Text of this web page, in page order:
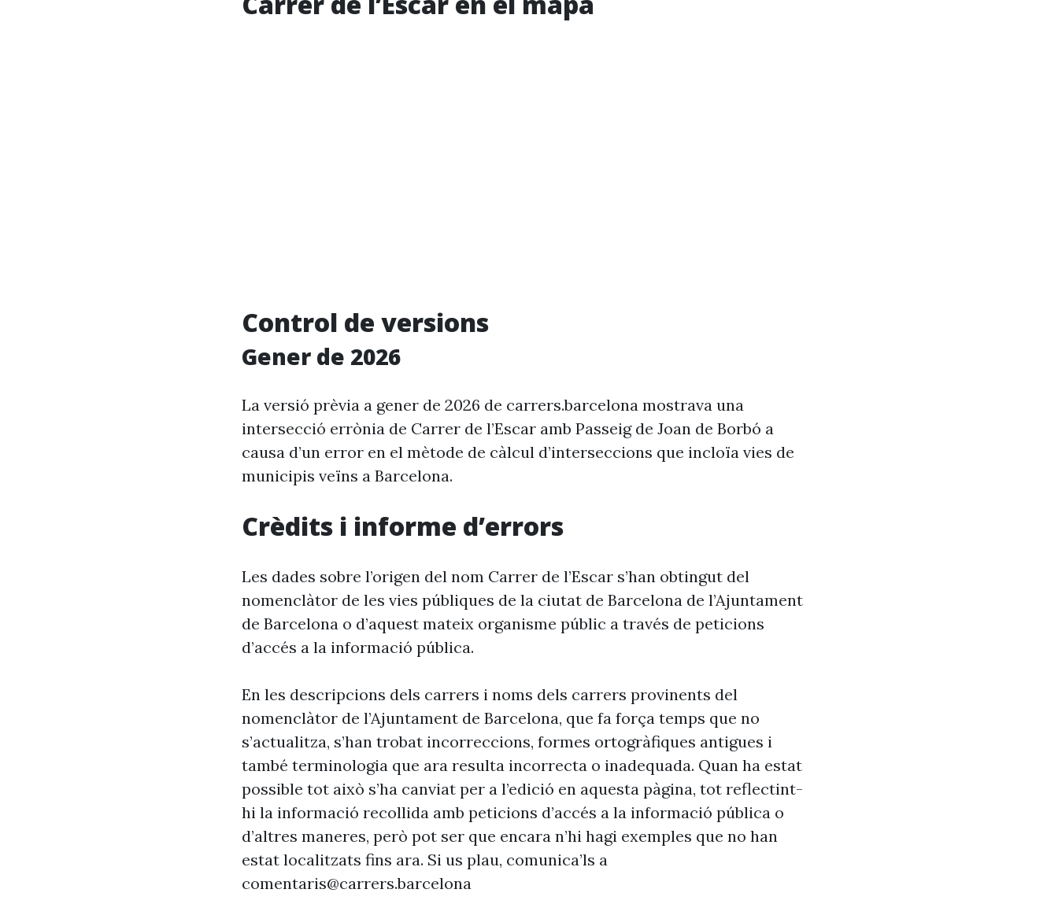
Control de versions
Gener de 2026
La versió prèvia a gener de 2026 de carrers.barcelona mostrava una
intersecció errònia de Carrer de l’Escar amb Passeig de Joan de Borbó a
causa d’un error en el mètode de càlcul d’interseccions que incloïa vies de
municipis veïns a Barcelona.
Crèdits i informe d’errors
Les dades sobre l’origen del nom Carrer de l’Escar s’han obtingut del
nomenclàtor de les vies públiques de la ciutat de Barcelona de l’Ajuntament
de Barcelona o d’aquest mateix organisme públic a través de peticions
d’accés a la informació pública.
En les descripcions dels carrers i noms dels carrers provinents del
nomenclàtor de l’Ajuntament de Barcelona, que fa força temps que no
s’actualitza, s’han trobat incorreccions, formes ortogràfiques antigues i
també terminologia que ara resulta incorrecta o inadequada. Quan ha estat
possible tot això s’ha canviat per a l’edició en aquesta pàgina, tot reflectint-
hi la informació recollida amb peticions d’accés a la informació pública o
d’altres maneres, però pot ser que encara n’hi hagi exemples que no han
estat localitzats fins ara. Si us plau, comunica’ls a
comentaris@carrers.barcelona